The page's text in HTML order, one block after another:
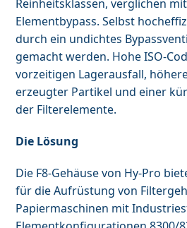
Reinheitsklassen, verglichen
Elementbypass. Selbst
durch ein undichtes
gemacht werden. Hohe ISO-
vorzeitigen Lagerausfall,
erzeugter Partikel und einer
der Filterelemente.
Die Lösung
Die F8-Gehäuse von Hy-Pro
für die Aufrüstung von
Papiermaschinen mit